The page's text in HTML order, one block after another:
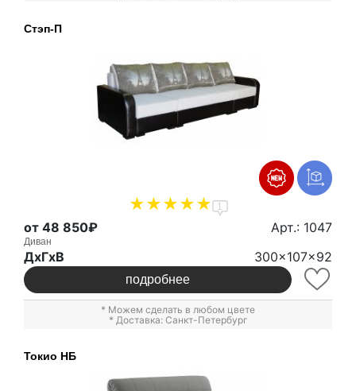
Стэп-П
1
от 48 850₽ Арт.: 1047
Диван
ДxГxВ 300x107x92
подробнее
* Можем сделать в любом цвете
* Доставка: Санкт-Петербург
Токио НБ